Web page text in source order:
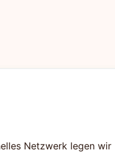
Netzwerk legen wir